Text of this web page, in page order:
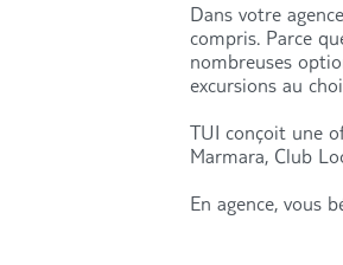
Dans votre
compris. Parce
nombreuses
excursions au
TUI conçoit une
Marmara, Club
En agence, vous